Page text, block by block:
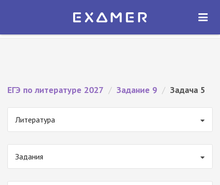
Экзамер — ЕГЭ 2027
ОТКРЫТЬ
ЕГЭ по литературе 2027 / Задание 9 / Задача 5
Литература
Задания